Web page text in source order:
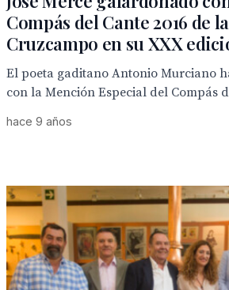
Compás del Cante 2016 de
Cruzcampo en su XXX
El poeta gaditano Antonio Murciano
con la Mención Especial del Compás
hace 9 años